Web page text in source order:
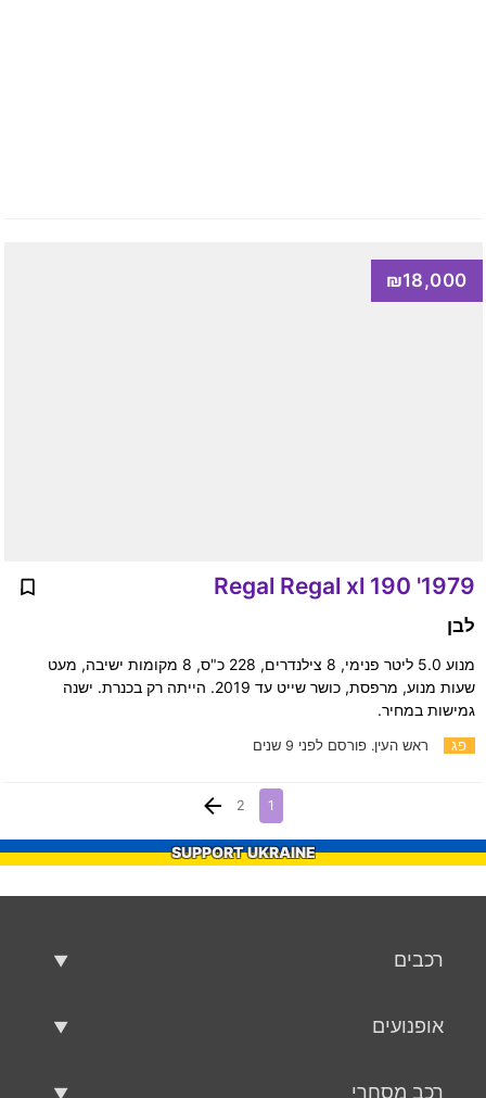
₪18,000
1979' Regal Regal xl 190
פג ראש העין.פורסם לפני 9 שנים
לבן
מנוע 5.0 ליטר פנימי, 8 צילנדרים, 228 כ"ס, 8 מקומות ישיבה, מעט
שעות מנוע, מרפסת, כושר שייט עד 2019. הייתה רק בכנרת. ישנה
גמישות במחיר.
1
2
SUPPORT UKRAINE
רכבים
אופנועים
רכב מסחרי